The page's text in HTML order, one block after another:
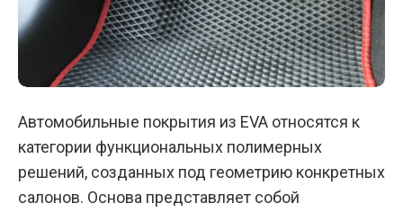
Автомобильные покрытия из EVA относятся к
категории функциональных полимерных
решений, созданных под геометрию конкретных
салонов. Основа представляет собой